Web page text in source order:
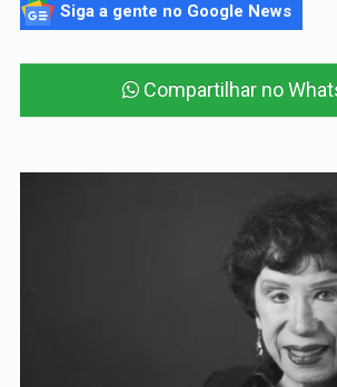
Siga a gente no Google News
Compartilhar no